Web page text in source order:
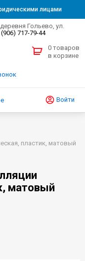
лицами
Гольево, ул.
(906) 717-79-44
0 товаров
в корзине
Войти
пластик, матовый
матовый